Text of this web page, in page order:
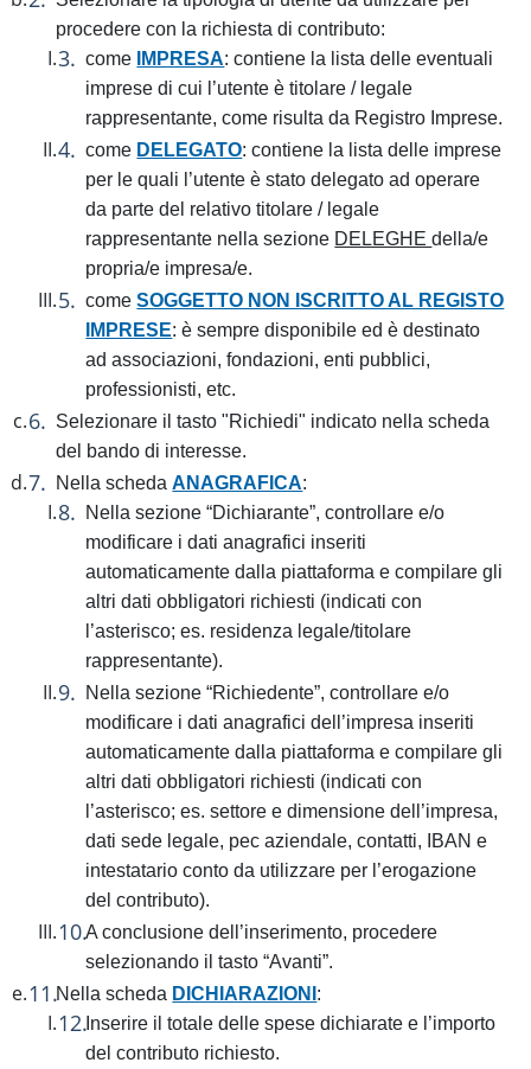
procedere con la richiesta di contributo:
come
IMPRESA: contiene la lista delle eventuali
imprese di cui l’utente è titolare / legale
rappresentante, come risulta da Registro Imprese.
come DELEGATO: contiene la lista delle imprese
per le quali l’utente è stato delegato ad operare
da parte del relativo titolare / legale
rappresentante nella sezione DELEGHEdella/e
propria/e impresa/e.
comeSOGGETTO NON ISCRITTO AL REGISTO
IMPRESE: è sempre disponibile ed è destinato
ad associazioni, fondazioni, enti pubblici,
professionisti, etc.
Selezionare il tasto "Richiedi" indicato nella scheda
del bando di interesse.
Nella schedaANAGRAFICA:
Nella sezione “Dichiarante”, controllare e/o
modificare i dati anagrafici inseriti
automaticamente dalla piattaforma e compilare gli
altri dati obbligatori richiesti (indicati con
l’asterisco; es. residenza legale/titolare
rappresentante).
Nella sezione “Richiedente”, controllare e/o
modificare i dati anagrafici dell’impresa inseriti
automaticamente dalla piattaforma e compilare gli
altri dati obbligatori richiesti (indicati con
l’asterisco; es. settore e dimensione dell’impresa,
dati sede legale, pec aziendale, contatti, IBAN e
intestatario conto da utilizzare per l’erogazione
del contributo).
A conclusione dell’inserimento, procedere
selezionando il tasto “Avanti”.
Nella scheda DICHIARAZIONI :
Inserire il totale delle spese dichiarate e l’importo
del contributo richiesto.